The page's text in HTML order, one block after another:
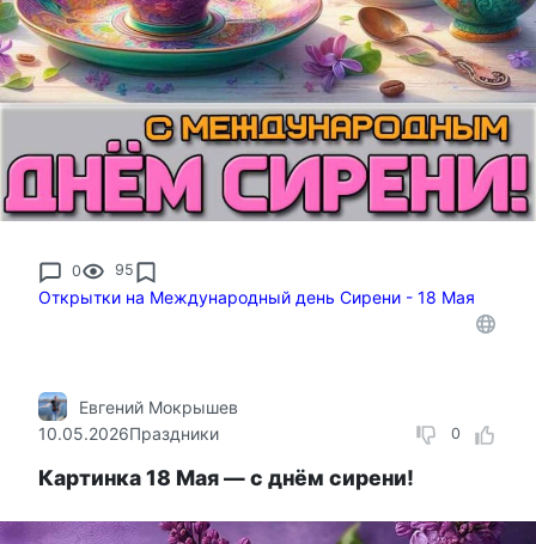
0 95
Открытки на Международный день Сирени - 18 Мая
0
Евгений Мокрышев
10.05.2026Праздники
Картинка 18 Мая — с днём сирени!